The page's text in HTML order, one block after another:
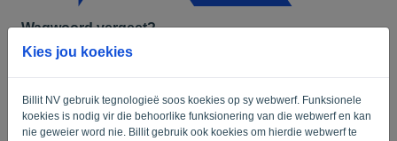
Kies jou koekies
Billit NV gebruik tegnologieë soos koekies op sy webwerf. Funksionele
koekies is nodig vir die behoorlike funksionering van die webwerf en kan
nie geweier word nie. Billit gebruik ook koekies om hierdie webwerf te
Wagwoord vergeet?
Tik die e-pos adres op die rekening om jou wagwoord te herstel. 'n Skakel sal na
E-pos